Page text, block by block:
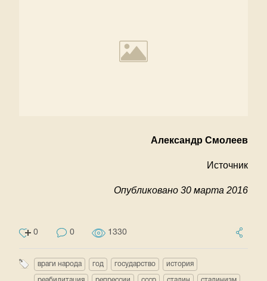
Александр Смолеев
Источник
Опубликовано 30 марта 2016
0 0 1330
враги народа год государство история